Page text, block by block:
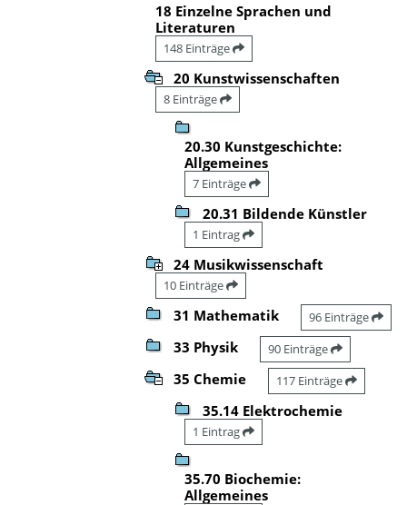
18 Einzelne Sprachen und
Literaturen
148 Einträge
20 Kunstwissenschaften
8 Einträge
20.30 Kunstgeschichte:
Allgemeines
7 Einträge
20.31 Bildende Künstler
1 Eintrag
24 Musikwissenschaft
10 Einträge
31 Mathematik 96 Einträge
33 Physik 90 Einträge
35 Chemie 117 Einträge
35.14 Elektrochemie
1 Eintrag
35.70 Biochemie:
Allgemeines